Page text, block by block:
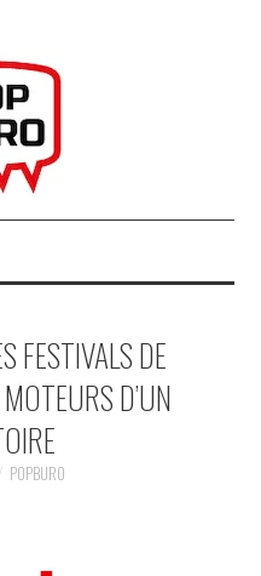
FESTIVALS DE
D’UN
POPBURO